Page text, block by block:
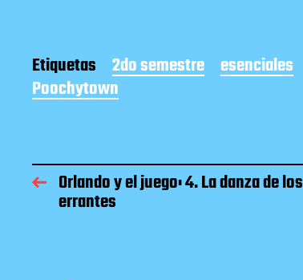
Etiquetas 2do semestre esenciales
Poochytown
Orlando y el juego: 4. La danza de los
errantes